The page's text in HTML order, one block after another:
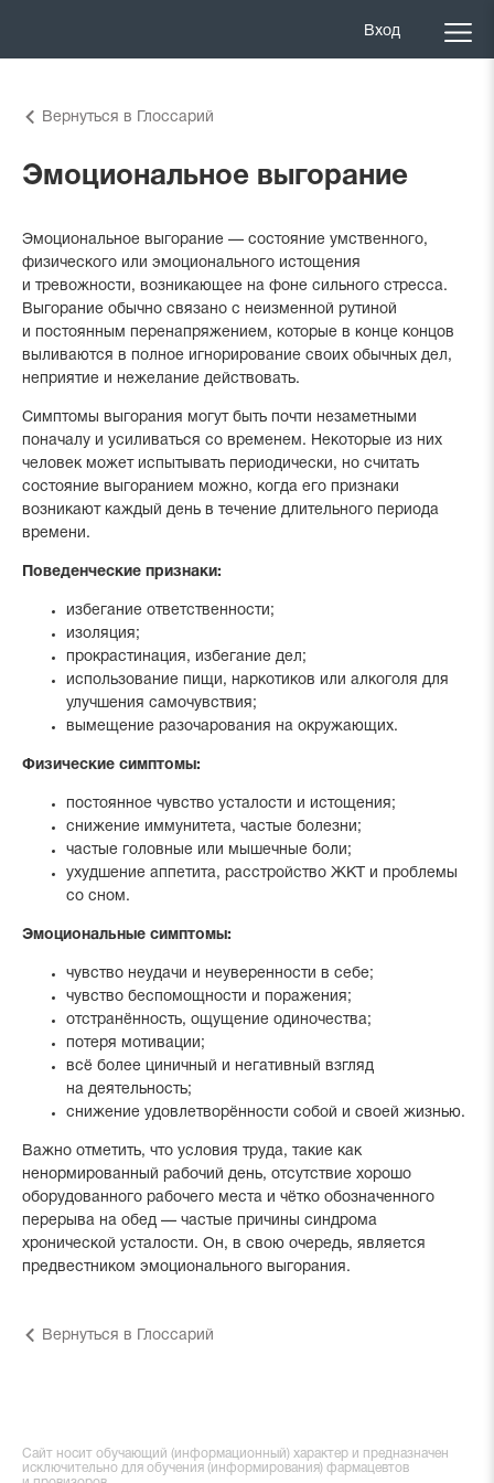
Вход
Вернуться в Глоссарий
Эмоциональное выгорание
Эмоциональное выгорание — состояние умственного,
физического или эмоционального истощения
и тревожности, возникающее на фоне сильного стресса.
Выгорание обычно связано с неизменной рутиной
и постоянным перенапряжением, которые в конце концов
выливаются в полное игнорирование своих обычных дел,
неприятие и нежелание действовать.
Симптомы выгорания могут быть почти незаметными
поначалу и усиливаться со временем. Некоторые из них
человек может испытывать периодически, но считать
состояние выгоранием можно, когда его признаки
возникают каждый день в течение длительного периода
времени.
Поведенческие признаки:
избегание ответственности;
изоляция;
прокрастинация, избегание дел;
использование пищи, наркотиков или алкоголя для
улучшения самочувствия;
вымещение разочарования на окружающих.
Физические симптомы:
постоянное чувство усталости и истощения;
снижение иммунитета, частые болезни;
частые головные или мышечные боли;
ухудшение аппетита, расстройство ЖКТ и проблемы
со сном.
Эмоциональные симптомы:
чувство неудачи и неуверенности в себе;
чувство беспомощности и поражения;
отстранённость, ощущение одиночества;
потеря мотивации;
всё более циничный и негативный взгляд
на деятельность;
снижение удовлетворённости собой и своей жизнью.
Важно отметить, что условия труда, такие как
ненормированный рабочий день, отсутствие хорошо
оборудованного рабочего места и чётко обозначенного
перерыва на обед — частые причины синдрома
хронической усталости. Он, в свою очередь, является
предвестником эмоционального выгорания.
Вернуться в Глоссарий
Сайт носит обучающий (информационный) характер и предназначен
исключительно для обучения (информирования) фармацевтов